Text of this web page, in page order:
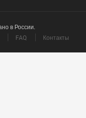
в России.
FAQ Контакты